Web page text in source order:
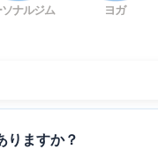
ナルジム ヨガ
りますか？